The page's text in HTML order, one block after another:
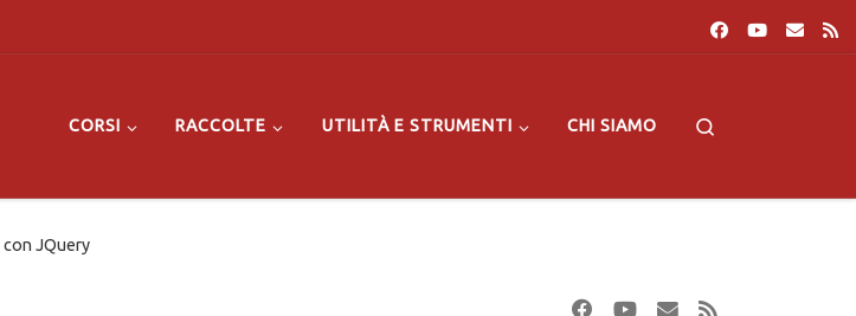
CORSI RACCOLTE UTILITÀ E STRUMENTI CHI SIAMO
JQuery